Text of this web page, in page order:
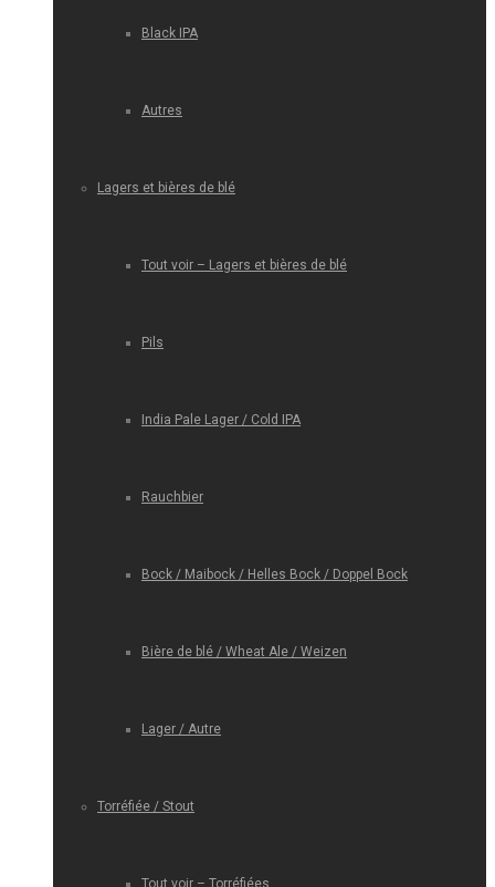
Black IPA
Autres
Lagers et bières de blé
Tout voir – Lagers et bières de blé
Pils
India Pale Lager / Cold IPA
Rauchbier
Bock / Maibock / Helles Bock / Doppel Bock
Bière de blé / Wheat Ale / Weizen
Lager / Autre
Torréfiée / Stout
Tout voir – Torréfiées